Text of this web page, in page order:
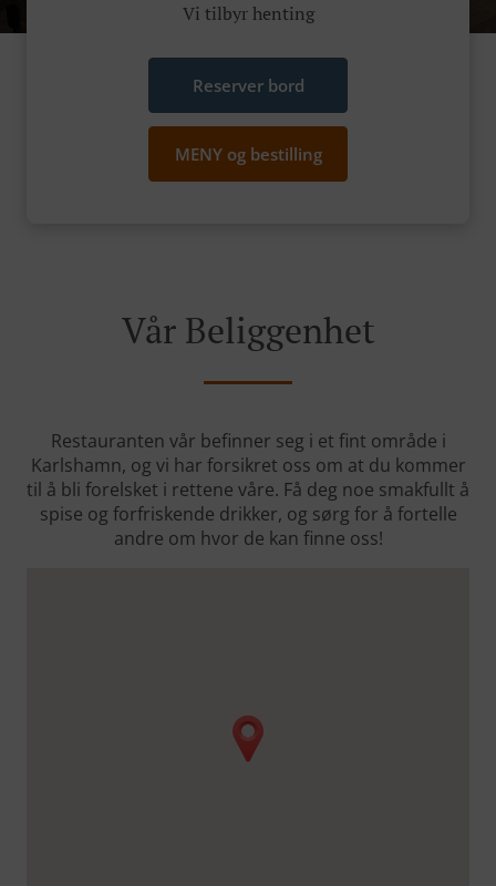
Vi tilbyr henting
Reserver bord
MENY og bestilling
Vår Beliggenhet
Restauranten vår befinner seg i et fint område i
Karlshamn, og vi har forsikret oss om at du kommer
til å bli forelsket i rettene våre. Få deg noe smakfullt å
spise og forfriskende drikker, og sørg for å fortelle
andre om hvor de kan finne oss!